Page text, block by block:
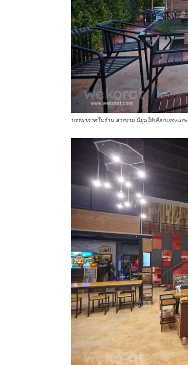
บรรยากาศในร้าน สวยงาม มีมุมให้เลือกเยอะแยะ